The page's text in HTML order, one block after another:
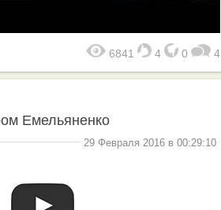
6841 4 0 4
Емельяненко
29 Февраля 2016 в 00:29:10